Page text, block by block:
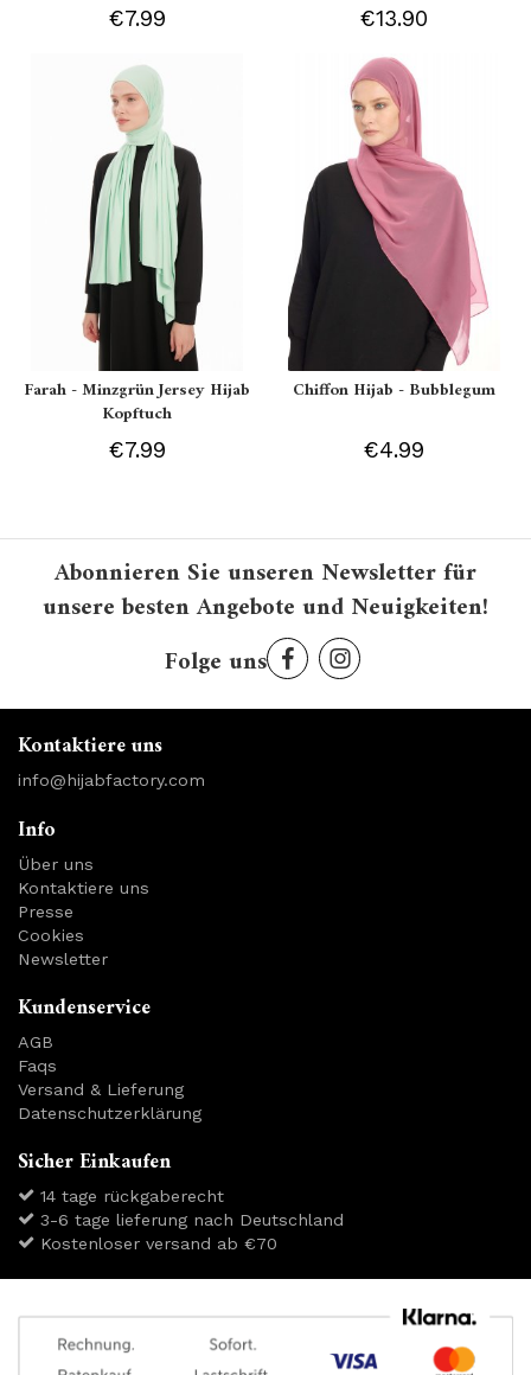
€7.99 €13.90
Farah - Minzgrün Jersey Hijab
Kopftuch
€7.99
Chiffon Hijab - Bubblegum
€4.99
Abonnieren Sie unseren Newsletter für
unsere besten Angebote und Neuigkeiten!
Folge uns
Kontaktiere uns
info@hijabfactory.com
Info
Über uns
Kontaktiere uns
Presse
Cookies
Newsletter
Kundenservice
AGB
Faqs
Versand & Lieferung
Datenschutzerklärung
Sicher Einkaufen
14 tage rückgaberecht
3-6 tage lieferung nach Deutschland
Kostenloser versand ab €70